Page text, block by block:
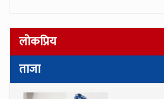
लोकप्रिय
ताजा